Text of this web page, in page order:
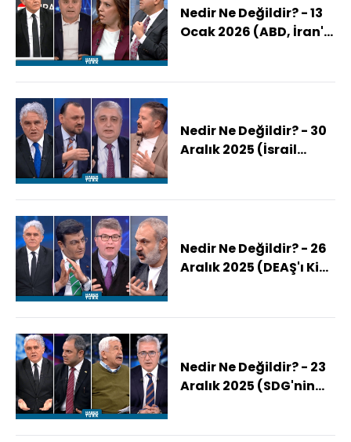
Nedir Ne Değildir? - 13
Ocak 2026 (ABD, İran'a
Nedir Ne Değildir? - 30
Aralık 2025 (İsrail
Nedir Ne Değildir? - 26
Aralık 2025 (DEAŞ'ı Kim
Nedir Ne Değildir? - 23
Aralık 2025 (SDG'nin